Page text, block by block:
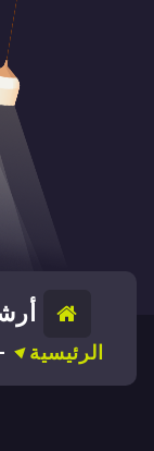
الرئيسية -